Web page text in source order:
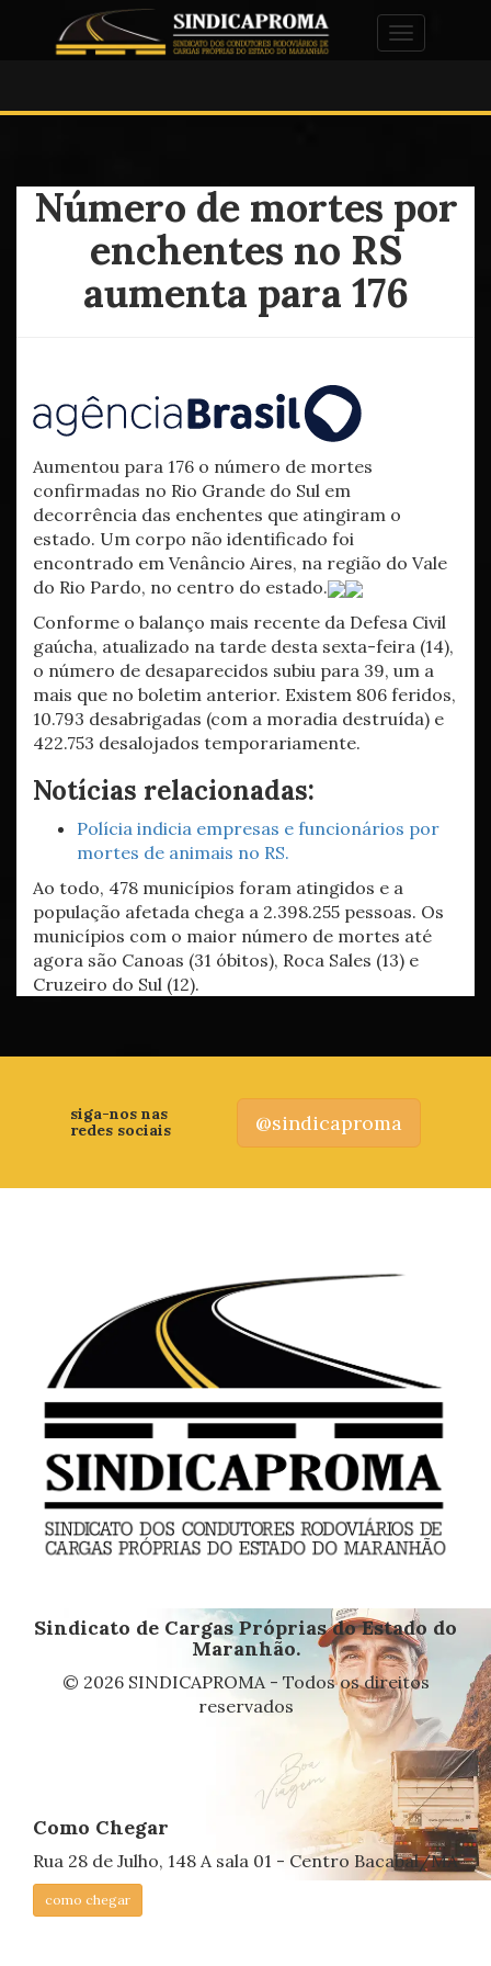
Alternar
Número de mortes por
enchentes no RS
aumenta para 176
Aumentou para 176 o número de mortes
confirmadas no Rio Grande do Sul em
decorrência das enchentes que atingiram o
estado. Um corpo não identificado foi
encontrado em Venâncio Aires, na região do Vale
do Rio Pardo, no centro do estado.
Conforme o balanço mais recente da Defesa Civil
gaúcha, atualizado na tarde desta sexta-feira (14),
o número de desaparecidos subiu para 39, um a
mais que no boletim anterior. Existem 806 feridos,
10.793 desabrigadas (com a moradia destruída) e
422.753 desalojados temporariamente.
Notícias relacionadas:
Polícia indicia empresas e funcionários por
mortes de animais no RS.
Ao todo, 478 municípios foram atingidos e a
população afetada chega a 2.398.255 pessoas. Os
municípios com o maior número de mortes até
agora são Canoas (31 óbitos), Roca Sales (13) e
Cruzeiro do Sul (12).
siga-nos nas
redes sociais
@sindicaproma
Sindicato de Cargas Próprias do Estado do
Maranhão.
© 2026 SINDICAPROMA - Todos os direitos
reservados
Como Chegar
Rua 28 de Julho, 148 A sala 01 - Centro Bacabal/MA
como chegar